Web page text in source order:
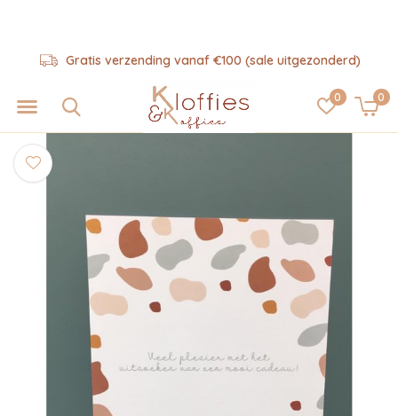
0 0
Gratis verzending vanaf €100 (sale uitgezonderd)